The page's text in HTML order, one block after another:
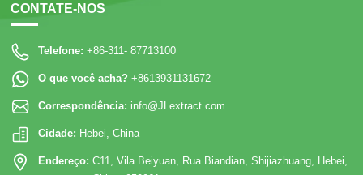
CONTATE-NOS
Telefone: +86-311- 87713100
O que você acha? +8613931131672
Correspondência: info@JLextract.com
Cidade: Hebei, China
Endereço: C11, Vila Beiyuan, Rua Biandian, Shijiazhuang, Hebei,